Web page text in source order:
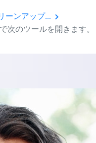
ーンアップ...
で次のツールを開きます。